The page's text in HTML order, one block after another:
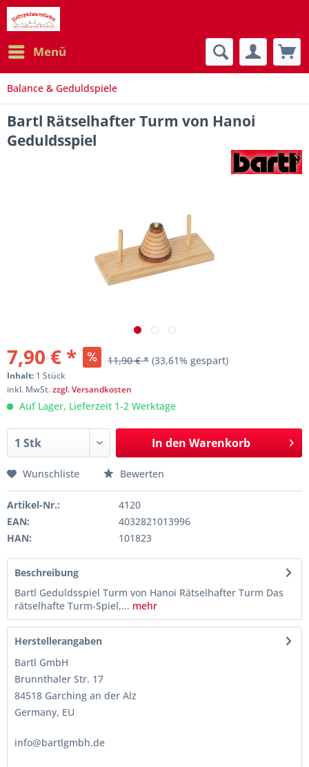
Menü
Balance & Geduldspiele
Bartl Rätselhafter Turm von Hanoi
Geduldsspiel
7,90 € * 11,90 € * (33,61% gespart)
Inhalt: 1 Stück
inkl. MwSt.zzgl. Versandkosten
Auf Lager, Lieferzeit 1-2 Werktage
In den Warenkorb
Wunschliste Bewerten
Artikel-Nr.:
4120
EAN:
4032821013996
HAN:
101823
Beschreibung
Bartl Geduldsspiel Turm von Hanoi Rätselhafter Turm Das
rätselhafte Turm-Spiel,... mehr
Herstellerangaben
Bartl GmbH
Brunnthaler Str. 17
84518 Garching an der Alz
Germany, EU
info@bartlgmbh.de